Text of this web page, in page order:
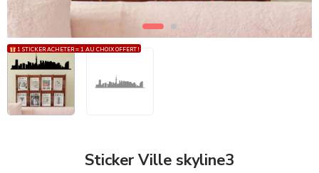
1 STICKER ACHETER = 1 AU CHOIX OFFERT !
Sticker Ville skyline3